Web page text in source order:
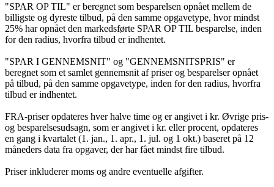
"SPAR OP TIL" er beregnet som besparelsen opnået mellem de
billigste og dyreste tilbud, på den samme opgavetype, hvor mindst
25% har opnået den markedsførte SPAR OP TIL besparelse, inden
for den radius, hvorfra tilbud er indhentet.
"SPAR I GENNEMSNIT" og "GENNEMSNITSPRIS" er
beregnet som et samlet gennemsnit af priser og besparelser opnået
på tilbud, på den samme opgavetype, inden for den radius, hvorfra
tilbud er indhentet.
FRA-priser opdateres hver halve time og er angivet i kr. Øvrige pris-
og besparelsesudsagn, som er angivet i kr. eller procent, opdateres
en gang i kvartalet (1. jan., 1. apr., 1. jul. og 1 okt.) baseret på 12
måneders data fra opgaver, der har fået mindst fire tilbud.
Priser inkluderer moms og andre eventuelle afgifter.